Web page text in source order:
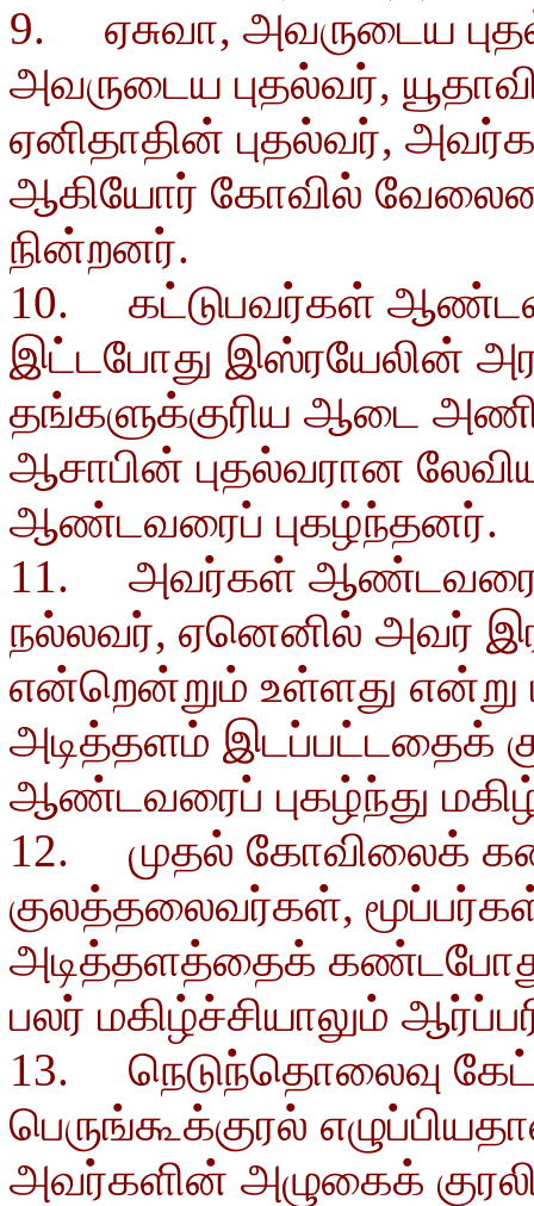
9. ஏசுவா, அவருடைய
அவருடைய புதல்வர்,
ஏனிதாதின் புதல்வர்,
ஆகியோர் கோவில்
நின்றனர்.
10. கட்டுபவர்கள்
இட்டபோது இஸ்ரயேலின்
தங்களுக்குரிய ஆடை
ஆசாபின் புதல்வரான
ஆண்டவரைப் புகழ்ந்தனர்.
11. அவர்கள் ஆண்டவரைப்
நல்லவர், ஏனெனில் அவர்
என்றென்றும் உள்ளது
அடித்தளம் இடப்பட்டதைக்
ஆண்டவரைப் புகழ்ந்து
12. முதல் கோவிலைக்
குலத்தலைவர்கள்,
அடித்தளத்தைக்
பலர் மகிழ்ச்சியாலும்
13. நெடுந்தொலைவு
பெருங்கூக்குரல்
அவர்களின் அழுகைக்